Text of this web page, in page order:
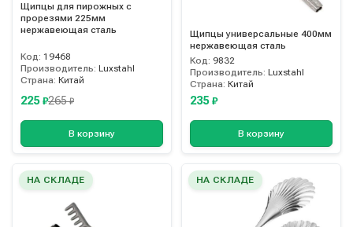
Щипцы для пирожных с
прорезями 225мм
нержавеющая сталь
Код: 19468
Производитель: Luxstahl
Страна: Китай
225 ₽265₽
В корзину
Щипцы универсальные 400мм
нержавеющая сталь
Код: 9832
Производитель: Luxstahl
Страна: Китай
235 ₽
В корзину
НА СКЛАДЕ НА СКЛАДЕ